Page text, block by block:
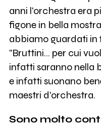
anni l'orchestra era
figone in bella
abbiamo guardati in
"Bruttini... per cui
infatti saranno nella
e infatti suonano
maestri d'orchestra.
Sono molto